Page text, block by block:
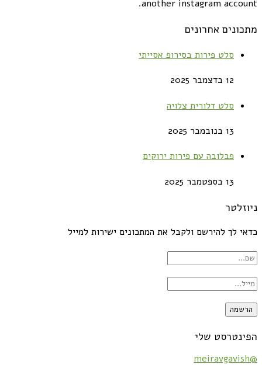
another instagram account.
מתכונים אחרונים
סלט פירות בסירופ אסייתי
12 בדצמבר 2025
סלט דלורית צלויה
13 בנובמבר 2025
פבלובה עם פירות ירוקים
13 בספטמבר 2025
ניוזלטר
כדאי לך להירשם ולקבל את המתכונים ישירות למייל
הפינטרסט שלי
@meiravgavish